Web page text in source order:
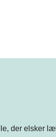
der elsker